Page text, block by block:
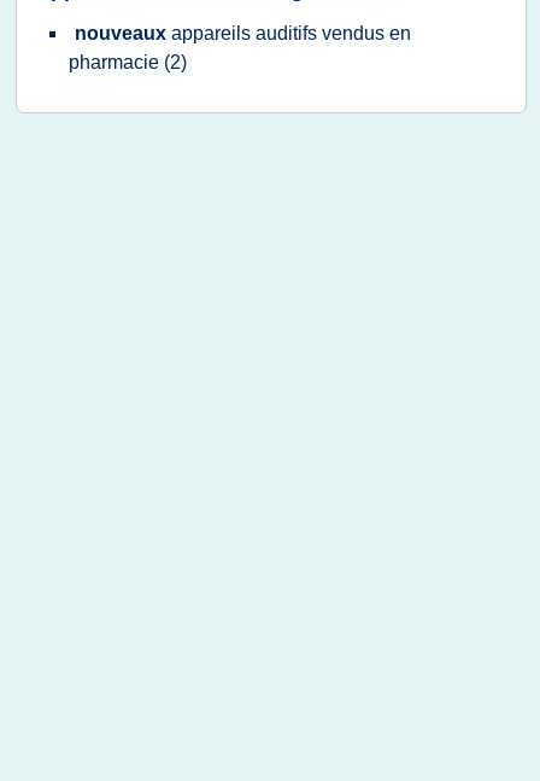
nouveaux appareils auditifs vendus en
pharmacie (2)